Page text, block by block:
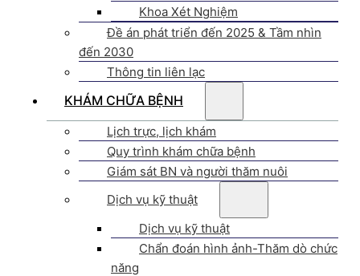
Khoa Xét Nghiệm
Đề án phát triển đến 2025 & Tầm nhìn
đến 2030
Thông tin liên lạc
KHÁM CHỮA BỆNH
Lịch trực, lịch khám
Quy trình khám chữa bệnh
Giám sát BN và người thăm nuôi
Dịch vụ kỹ thuật
Dịch vụ kỹ thuật
Chẩn đoán hình ảnh-Thăm dò chức
năng